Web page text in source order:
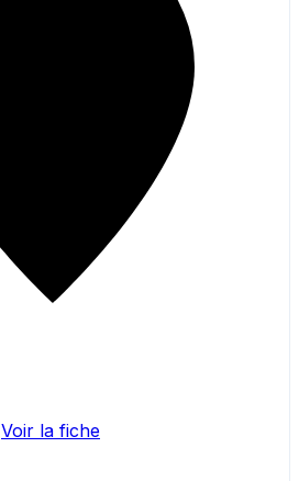
Voir la fiche